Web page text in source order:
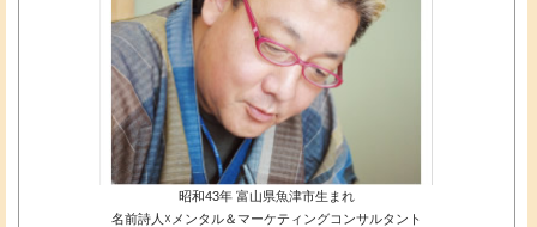
昭和43年 富山県魚津市生まれ
名前詩人☓メンタル＆マーケティングコンサルタント